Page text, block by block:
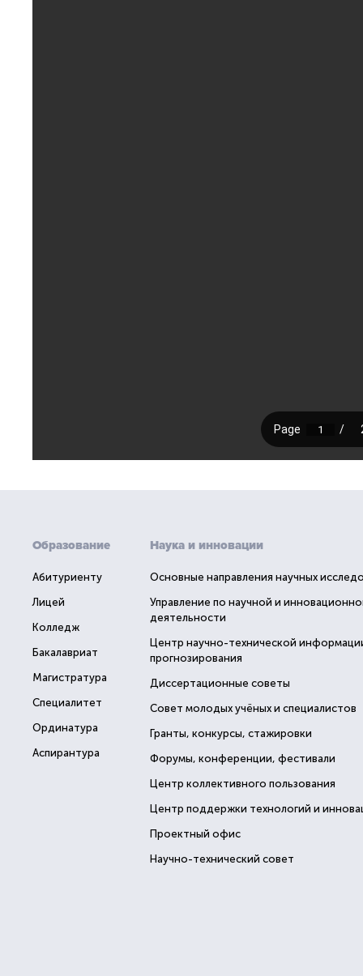
Образование
Абитуриенту
Лицей
Колледж
Бакалавриат
Магистратура
Специалитет
Ординатура
Аспирантура
Наука и инновации
Основные направления научных
Управление по научной и
деятельности
Центр научно-технической
прогнозирования
Диссертационные советы
Совет молодых учёных и специалистов
Гранты, конкурсы, стажировки
Форумы, конференции, фестивали
Центр коллективного пользования
Центр поддержки технологий и
Проектный офис
Научно-технический совет